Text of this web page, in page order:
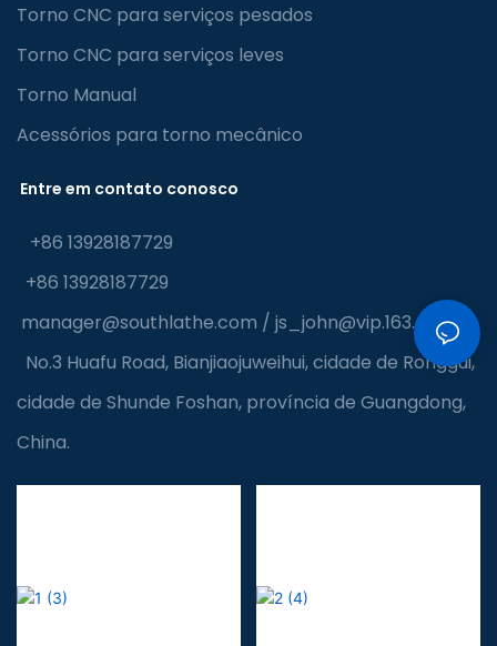
Torno CNC para serviços pesados
Torno CNC para serviços leves
Torno Manual
Acessórios para torno mecânico
Entre em contato conosco
+86 13928187729
+86 13928187729
manager@southlathe.com / js_john@vip.163.com
No.3 Huafu Road, Bianjiaojuweihui, cidade de Ronggui,
cidade de Shunde Foshan, província de Guangdong,
China.